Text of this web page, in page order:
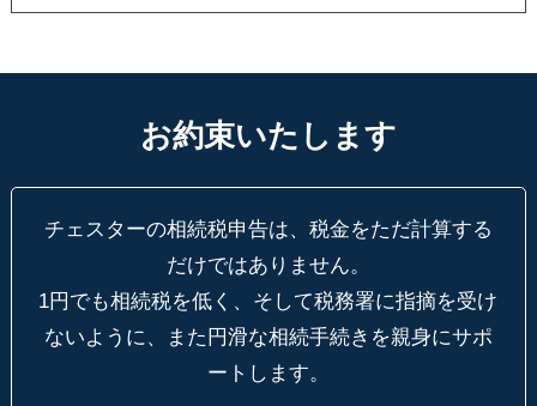
お約束いたします
チェスターの相続税申告は、税金をただ計算する
だけではありません。
1円でも相続税を低く、そして税務署に指摘を受け
ないように、
また円滑な相続手続きを親身にサポ
ートします。